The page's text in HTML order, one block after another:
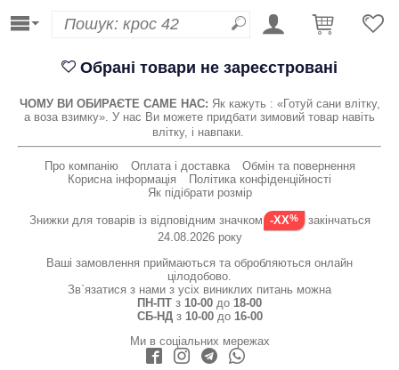
Обрані товари не зареєстровані
ЧОМУ ВИ ОБИРАЄТЕ САМЕ НАС: Як кажуть : «Готуй сани влітку,
а воза взимку». У нас Ви можете придбати зимовий товар навіть
влітку, і навпаки.
Про компанію Оплата і доставка
Обмін та повернення
Корисна інформація
Політика конфіденційності
Як підібрати розмір
Знижки для товарів із відповідним значком -XX
закінчаться
24.08.2026 року
Ваші замовлення приймаються та обробляються онлайн
цілодобово.
Зв`язатися з нами з усіх виниклих питань можна
ПН-ПТ з 10-00 до 18-00
СБ-НДз 10-00до 16-00
Ми в соціальних мережах